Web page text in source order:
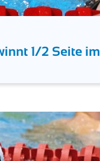
1/2 Seite im